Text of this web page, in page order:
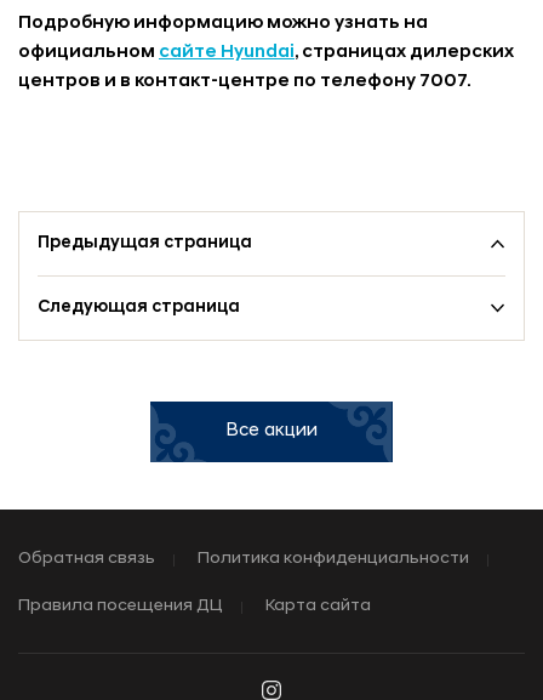
Подробную информацию можно узнать на
официальном сайте Hyundai, страницах дилерских
центров и в контакт-центре по телефону 7007.
Предыдущая страница
Следующая страница
Все акции
Обратная связь Политика конфиденциальности
Правила посещения ДЦ Карта сайта